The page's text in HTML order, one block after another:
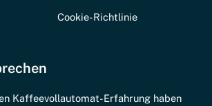
Cookie-Richtlinie
Kaffeevollautomat-Erfahrung haben